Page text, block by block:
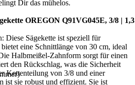
Dir das mühelos.
OREGON Q91VG045E, 3/8 | 1,3
Diese Sägekette ist speziell für
eine Schnittlänge von 30 cm, ideal
Halbmeißel-Zahnform sorgt für einen
den Rückschlag, was die Sicherheit
Kettenteilung von 3/8 und einer
ist sie robust und effizient. Sie ist